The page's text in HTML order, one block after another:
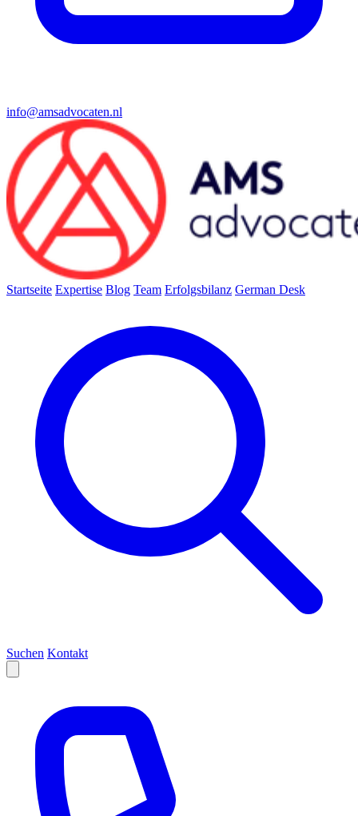
info@amsadvocaten.nl
Startseite Expertise Blog Team Erfolgsbilanz German Desk
Suchen Kontakt